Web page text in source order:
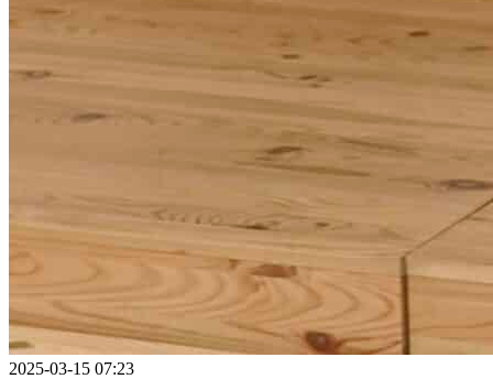
2025-03-15 07:23